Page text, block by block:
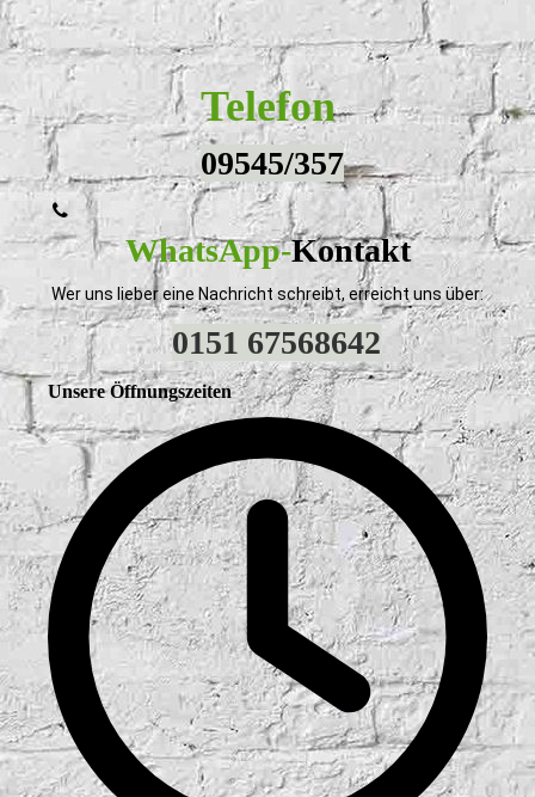
Telefon
09545/357
WhatsApp-Kontakt
Wer uns lieber eine Nachricht schreibt, erreicht uns über:
0151 67568642
Unsere Öffnungszeiten